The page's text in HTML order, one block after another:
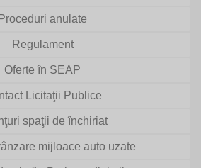
Proceduri anulate
Regulament
Oferte în SEAP
Licitaţii Publice
spaţii de închiriat
mijloace auto uzate